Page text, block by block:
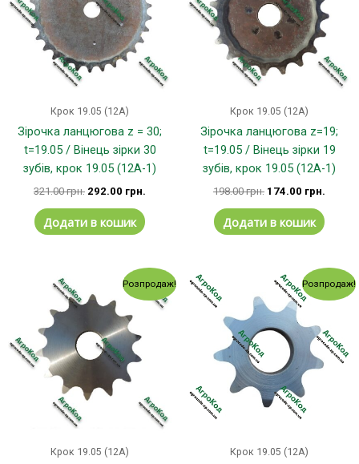
Крок 19.05 (12А)
Зірочка ланцюгова z = 30;
t=19.05 / Вінець зірки 30
зубів, крок 19.05 (12А-1)
321.00грн. 292.00 грн.
Додати в кошик
Крок 19.05 (12А)
Зірочка ланцюгова z=19;
t=19.05 / Вінець зірки 19
зубів, крок 19.05 (12А-1)
198.00грн. 174.00 грн.
Додати в кошик
Розпродаж!
Крок 19.05 (12А)
Оригінальна
ціна:
202.00 грн..
Поточна
ціна:
192.00 грн..
Розпродаж!
Крок 19.05 (12А)
Оригінальна
ціна:
153.00 грн..
ціна: